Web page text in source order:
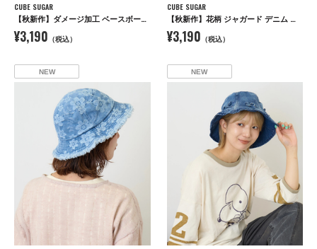
CUBE SUGAR
【秋新作】ダメージ加工 ベースボール キャップ
¥3,190 （税込）
CUBE SUGAR
【秋新作】花柄 ジャガード デニム ハット
¥3,190 （税込）
NEW NEW